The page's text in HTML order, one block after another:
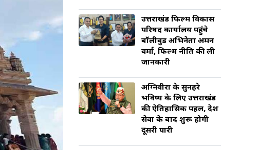
उत्तराखंड फिल्म विकास
परिषद कार्यालय पहुंचे
बॉलीवुड अभिनेता अमन
वर्मा, फिल्म नीति की ली
जानकारी
अग्निवीरों के सुनहरे
भविष्य के लिए उत्तराखंड
की ऐतिहासिक पहल, देश
सेवा के बाद शुरू होगी
दूसरी पारी